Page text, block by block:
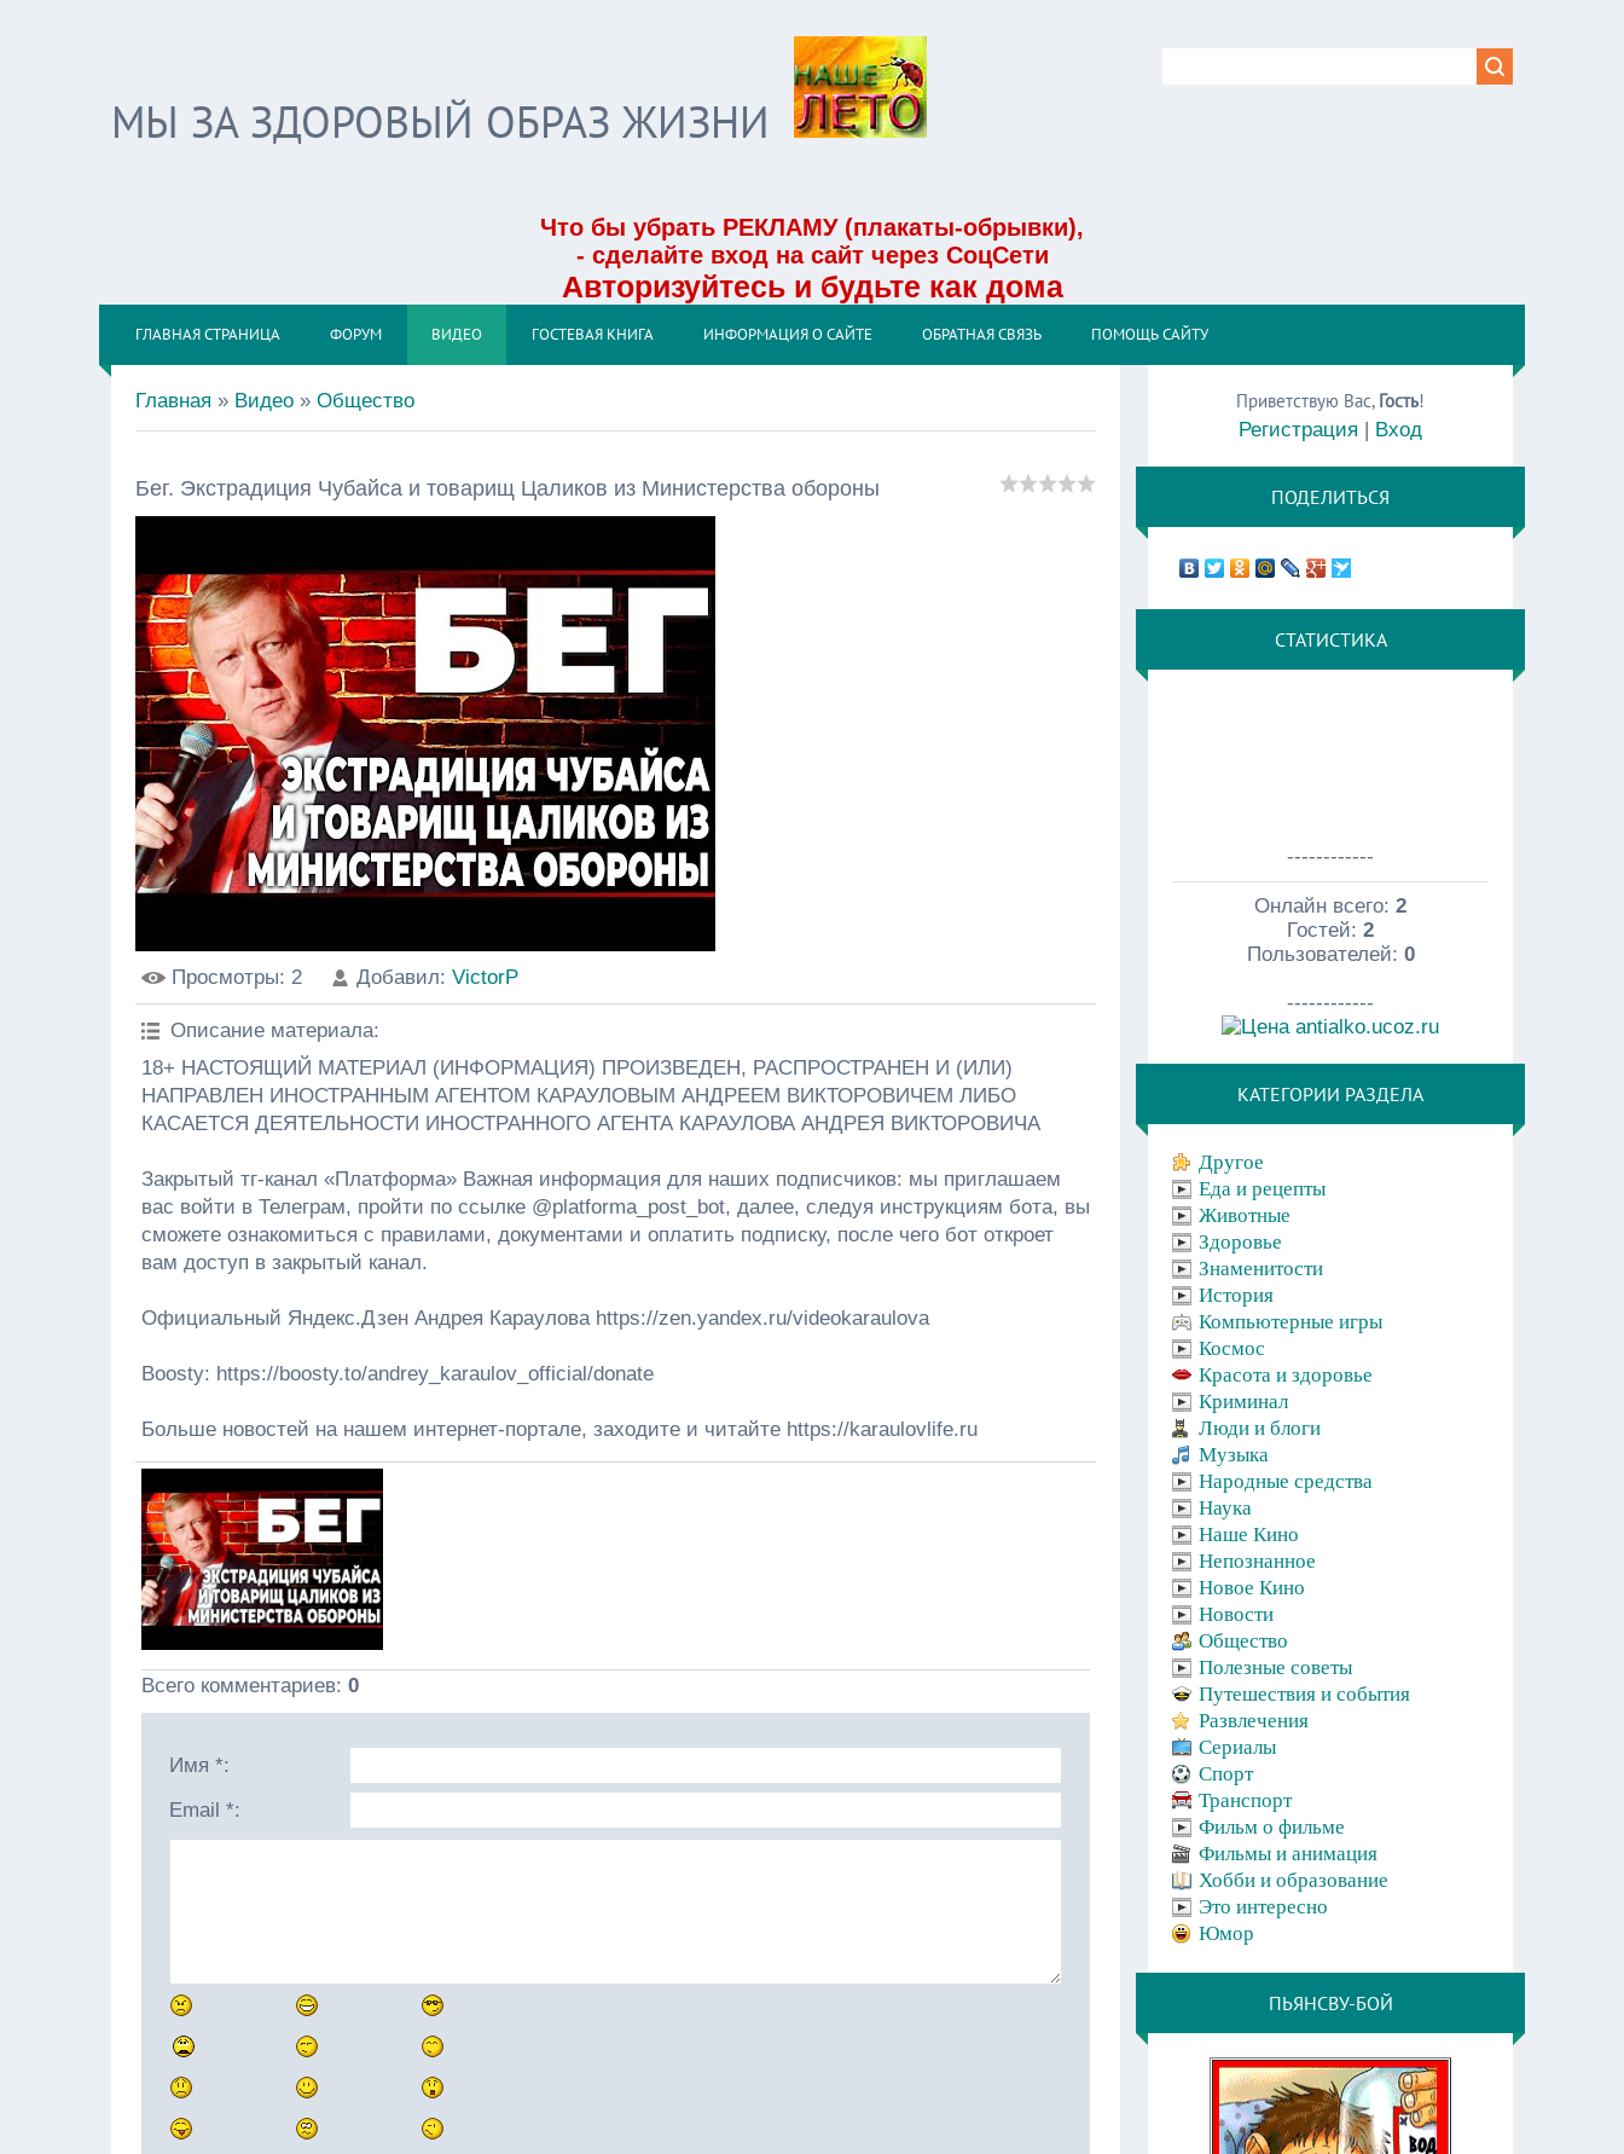
МЫ ЗА ЗДОРОВЫЙ ОБРАЗ ЖИЗНИ
Что бы убрать РЕКЛАМУ (плакаты-обрывки),
- сделайте вход на сайт через СоцСети
Авторизуйтесь и будьте как дома
ГЛАВНАЯ СТРАНИЦА ФОРУМ ВИДЕО ГОСТЕВАЯ КНИГА ИНФОРМАЦИЯ О САЙТЕ ОБРАТНАЯ СВЯЗЬ ПОМОЩЬ САЙТУ
Главная » Видео » Общество
Бег. Экстрадиция Чубайса и товарищ Цаликов из Министерства обороны
Просмотры: 2 Добавил: VictorP
Описание материала:
18+ НАСТОЯЩИЙ МАТЕРИАЛ (ИНФОРМАЦИЯ) ПРОИЗВЕДЕН, РАСПРОСТРАНЕН И (ИЛИ)
НАПРАВЛЕН ИНОСТРАННЫМ АГЕНТОМ КАРАУЛОВЫМ АНДРЕЕМ ВИКТОРОВИЧЕМ ЛИБО
КАСАЕТСЯ ДЕЯТЕЛЬНОСТИ ИНОСТРАННОГО АГЕНТА КАРАУЛОВА АНДРЕЯ ВИКТОРОВИЧА
Закрытый тг-канал «Платформа» Важная информация для наших подписчиков: мы приглашаем
вас войти в Телеграм, пройти по ссылке @platforma_post_bot, далее, следуя инструкциям бота, вы
сможете ознакомиться с правилами, документами и оплатить подписку, после чего бот откроет
вам доступ в закрытый канал.
Официальный Яндекс.Дзен Андрея Караулова https://zen.yandex.ru/videokaraulova
Boosty: https://boosty.to/andrey_karaulov_official/donate
Больше новостей на нашем интернет-портале, заходите и читайте https://karaulovlife.ru
Всего комментариев: 0
Имя *:
Email *:
Приветствую Вас, Гость!
Регистрация | Вход
ПОДЕЛИТЬСЯ
СТАТИСТИКА
------------
Онлайн всего:2
Гостей:2
Пользователей: 0
------------
КАТЕГОРИИ РАЗДЕЛА
Другое
Еда и рецепты
Животные
Здоровье
Знаменитости
История
Компьютерные игры
Космос
Красота и здоровье
Криминал
Люди и блоги
Музыка
Народные средства
Наука
Наше Кино
Непознанное
Новое Кино
Новости
Общество
Полезные советы
Путешествия и события
Развлечения
Сериалы
Спорт
Транспорт
Фильм о фильме
Фильмы и анимация
Хобби и образование
Это интересно
Юмор
ПЬЯНСВУ-БОЙ